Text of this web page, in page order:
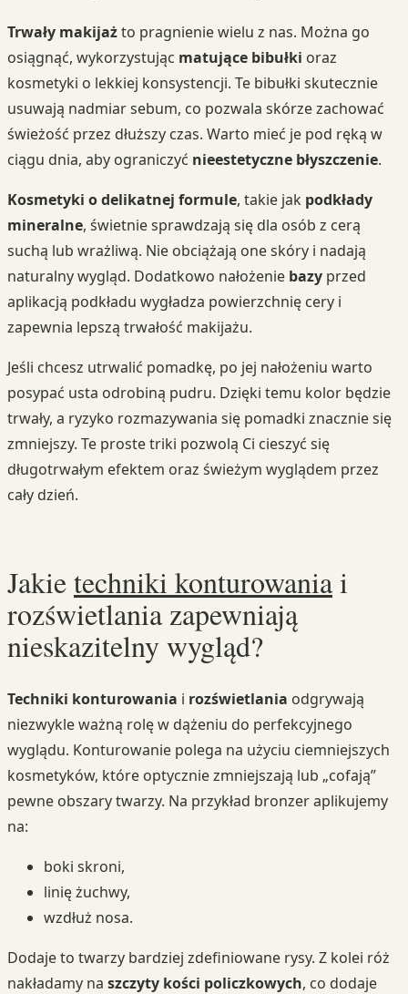
Trwały makijażto pragnienie wielu z nas. Można go
osiągnąć, wykorzystując matujące bibułki oraz
kosmetyki o lekkiej konsystencji. Te bibułki skutecznie
usuwają nadmiar sebum, co pozwala skórze zachować
świeżość przez dłuższy czas. Warto mieć je pod ręką w
ciągu dnia, aby ograniczyć nieestetyczne błyszczenie.
Kosmetyki o delikatnej formule, takie jak podkłady
mineralne, świetnie sprawdzają się dla osób z cerą
suchą lub wrażliwą. Nie obciążają one skóry i nadają
naturalny wygląd. Dodatkowo nałożenie bazy przed
aplikacją podkładu wygładza powierzchnię cery i
zapewnia lepszą trwałość makijażu.
Jeśli chcesz utrwalić pomadkę, po jej nałożeniu warto
posypać usta odrobiną pudru. Dzięki temu kolor będzie
trwały, a ryzyko rozmazywania się pomadki znacznie się
zmniejszy. Te proste triki pozwolą Ci cieszyć się
długotrwałym efektem oraz świeżym wyglądem przez
cały dzień.
Jakietechniki konturowaniai
rozświetlania zapewniają
nieskazitelny wygląd?
Techniki konturowania i rozświetlania odgrywają
niezwykle ważną rolę w dążeniu do perfekcyjnego
wyglądu. Konturowanie polega na użyciu ciemniejszych
kosmetyków, które optycznie zmniejszają lub „cofają”
pewne obszary twarzy. Na przykład bronzer aplikujemy
na:
boki skroni,
linię żuchwy,
wzdłuż nosa.
Dodaje to twarzy bardziej zdefiniowane rysy. Z kolei róż
nakładamy na szczyty kości policzkowych, co dodaje